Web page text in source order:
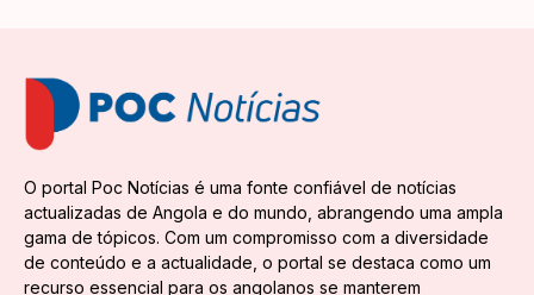
O portal Poc Notícias é uma fonte confiável de notícias
actualizadas de Angola e do mundo, abrangendo uma ampla
gama de tópicos. Com um compromisso com a diversidade
de conteúdo e a actualidade, o portal se destaca como um
recurso essencial para os angolanos se manterem